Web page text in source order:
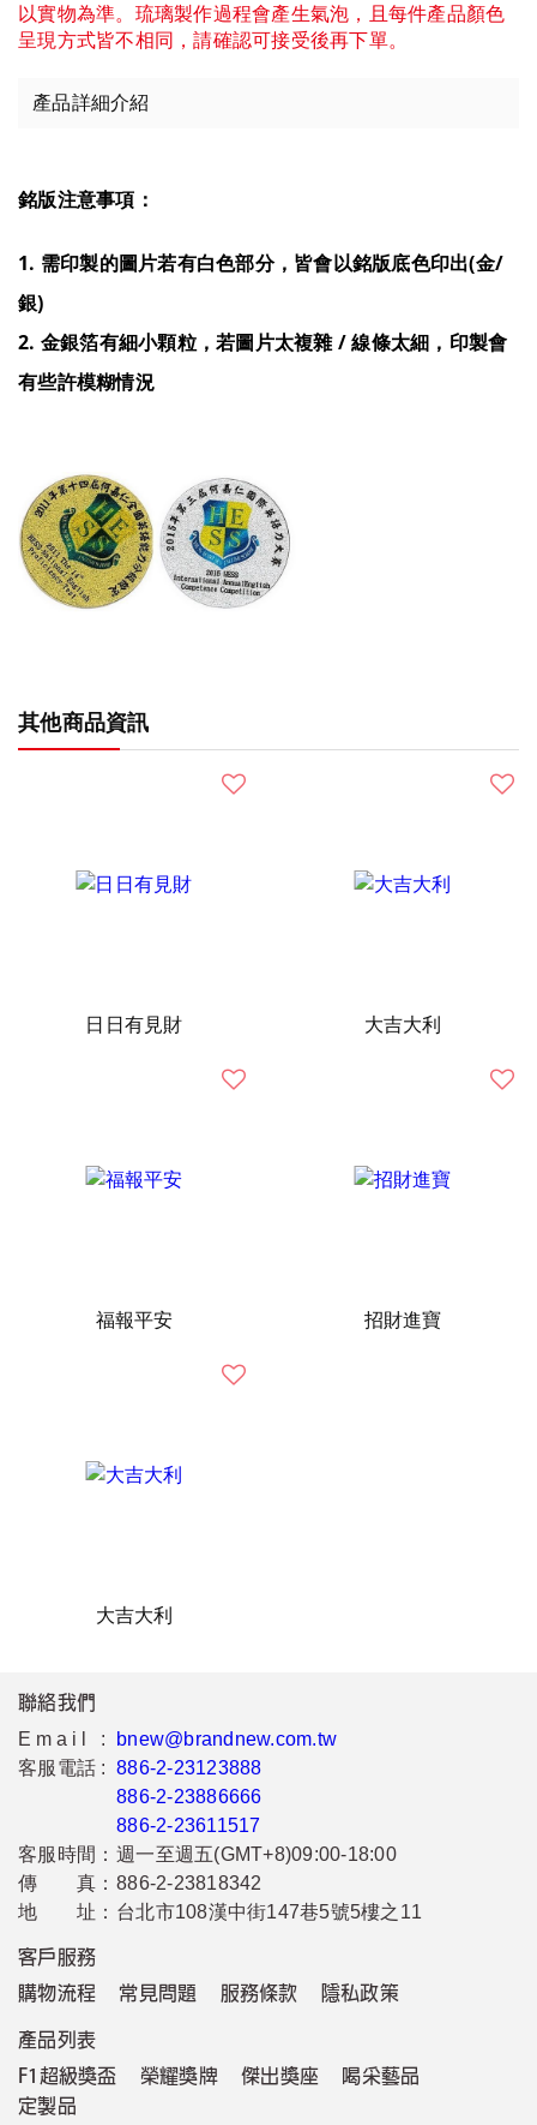
以實物為準。琉璃製作過程會產生氣泡，且每件產品顏色
呈現方式皆不相同，請確認可接受後再下單。
產品詳細介紹
銘版注意事項：
1. 需印製的圖片若有白色部分，皆會以銘版底色印出(金/
銀)
2. 金銀箔有細小顆粒，若圖片太複雜 / 線條太細，印製會
有些許模糊情況
其他商品資訊
日日有見財 大吉大利
福報平安 招財進寶
大吉大利
聯絡我們
Email :
bnew@brandnew.com.tw
客服電話 : 886-2-23123888
886-2-23886666
886-2-23611517
客服時間： 週一至週五(GMT+8)09:00-18:00
傳 真： 886-2-23818342
地 址： 台北市108漢中街147巷5號5樓之11
客戶服務
購物流程
常見問題 服務條款 隱私政策
產品列表
F1超級獎盃
榮耀獎牌 傑出獎座
喝采藝品
定製品